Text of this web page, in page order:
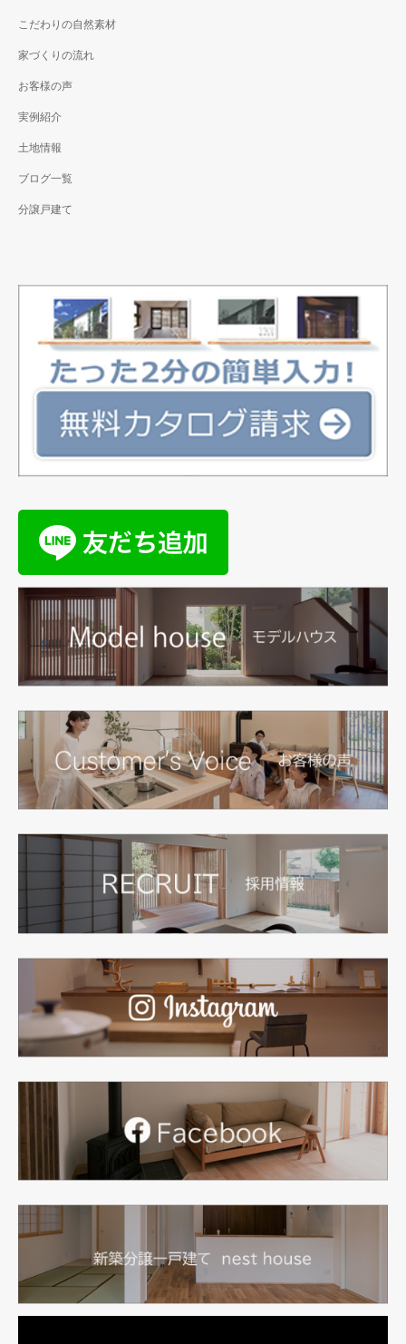
こだわりの自然素材
家づくりの流れ
お客様の声
実例紹介
土地情報
ブログ一覧
分譲戸建て